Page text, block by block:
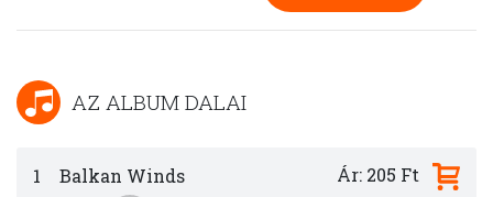
AZ ALBUM DALAI
1 Balkan Winds Ár: 205 Ft